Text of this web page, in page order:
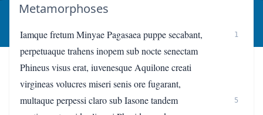
Metamorphoses
Iamque fretum Minyae Pagasaea puppe secabant, 1
perpetuaque trahens inopem sub nocte senectam
Phineus visus erat, iuvenesque Aquilone creati
virgineas volucres miseri senis ore fugarant,
multaque perpessi claro sub Iasone tandem
5